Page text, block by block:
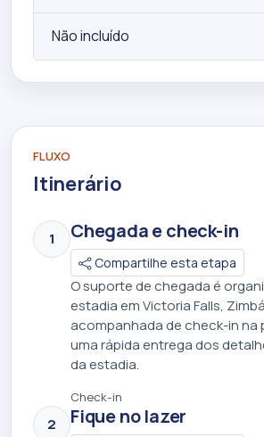
Não incluído
FLUXO
Itinerário
1 Chegada e check-in
Compartilhe esta etapa
O suporte de chegada é
estadia em Victoria Falls,
acompanhada de check-in na
uma rápida entrega dos
da estadia.
Check-in
2 Fique no lazer